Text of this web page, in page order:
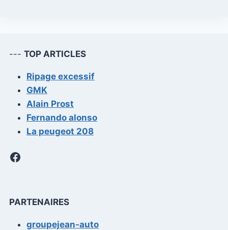
--- TOP ARTICLES
Ripage excessif
GMK
Alain Prost
Fernando alonso
La peugeot 208
Facebook
PARTENAIRES
groupejean-auto